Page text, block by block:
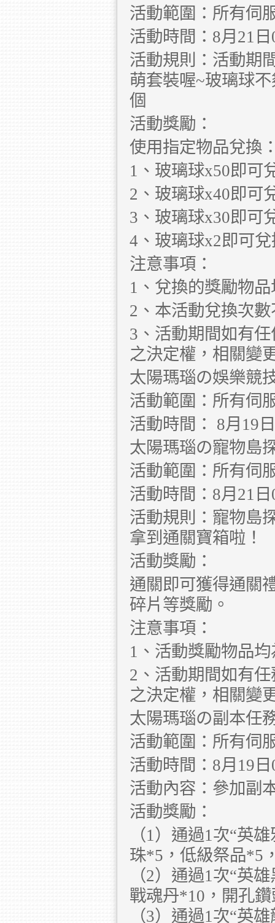
活動範圍：所有伺
活動時間：8月21
活動規則：活動期
萌套裝喔~玻璃球
個
活動獎勵：
使用指定物品兌換
1、玻璃球x50即可
2、玻璃球x40即可
3、玻璃球x30即可
4、玻璃球x2即可
注意事項：
1、兌換的獎勵物
2、本活動兌換次
3、活動期間如有
之決定權，相關變
太陽瑪瑙の娛樂競
活動範圍：所有伺
活動時間： 8月19
太陽瑪瑙の寵物島
活動範圍：所有伺
活動時間：8月21
活動規則：寵物島
拿到通關寶箱啦！
活動獎勵：
通關即可獲得通關
碎片等獎勵。
注意事項：
1、活動獎勵物品
2、活動期間如有
之決定權，相關變
太陽瑪瑙の副本任
活動範圍：所有伺
活動時間：8月19
活動內容：參加副
活動獎勵：
（1）通過1次“英
珠*5，低級祭品*5
（2）通過1次“英
戰魂丹*10，開孔
（3）通過1次“英